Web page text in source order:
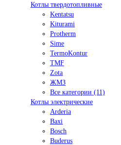
Котлы твердотопливные
Kentatsu
Kiturami
Protherm
Sime
TermoKontur
TMF
Zota
ЖМЗ
Все категории (11)
Котлы электрические
Arderia
Baxi
Bosch
Buderus